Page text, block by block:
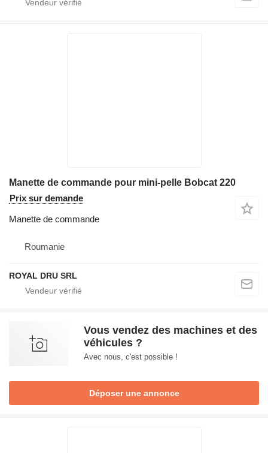
Manette de commande pour mini-pelle Bobcat 220
Prix sur demande
Manette de commande
Roumanie
ROYAL DRU SRL
Vous vendez des machines et des
véhicules ?
Avec nous, c'est possible !
Déposer une annonce